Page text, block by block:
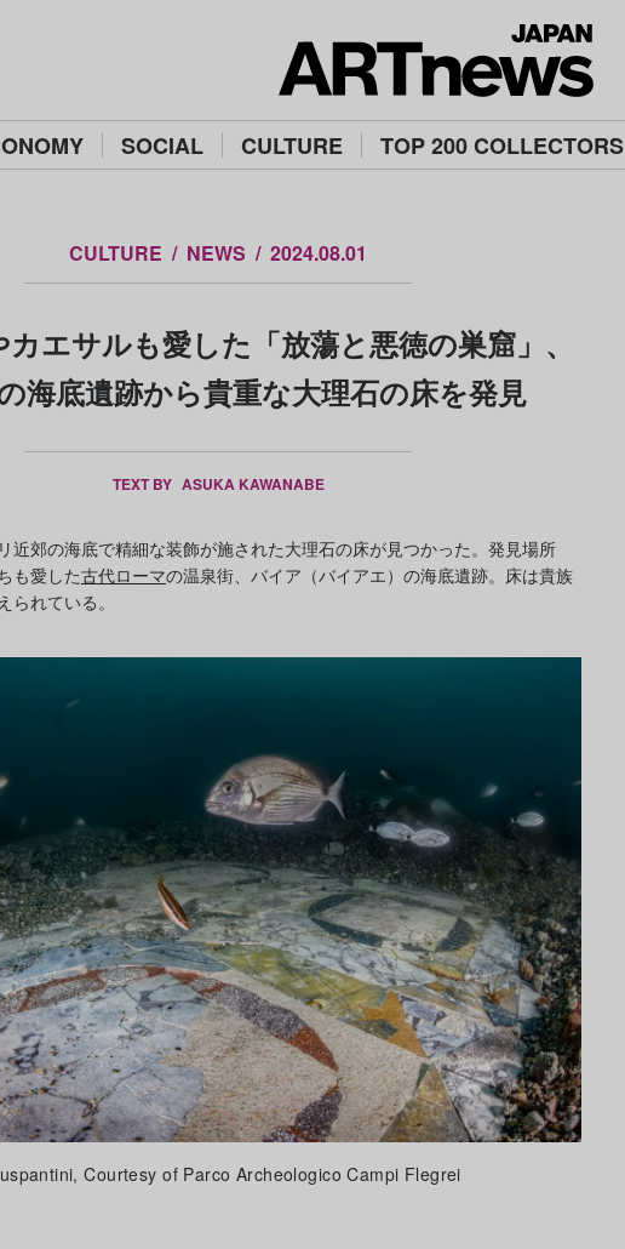
SOCIAL CULTURE TOP 200 COLLECTORS
CULTURE NEWS 2024.08.01
エサルも愛した「放蕩と悪徳の巣窟」、
海底遺跡から貴重な大理石の床を発見
TEXT BY ASUKA KAWANABE
近郊の海底で精細な装飾が施された大理石の床が見つかった。発見場所
も愛した古代ローマの温泉街、バイア（バイアエ）の海底遺跡。床は貴族
られている。
Courtesy of Parco Archeologico Campi Flegrei